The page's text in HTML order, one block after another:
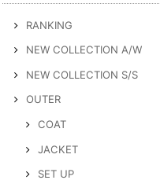
RANKING
NEW COLLECTION A/W
NEW COLLECTION S/S
OUTER
COAT
JACKET
SET UP